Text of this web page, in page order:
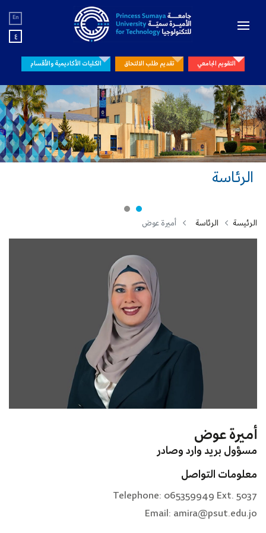
En
ع
التقويم الجامعي تقديم طلب الالتحاق الكليات الأكاديمية والأقسام
الرئاسة
الرئيسة الرئاسة أميرة عوض
أميرة عوض
مسؤول بريد وارد وصادر
معلومات التواصل
Telephone: 065359949 Ext. 5037
Email: amira@psut.edu.jo